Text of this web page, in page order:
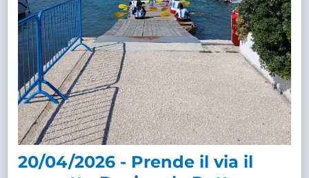
20/04/2026 - Prende il via il